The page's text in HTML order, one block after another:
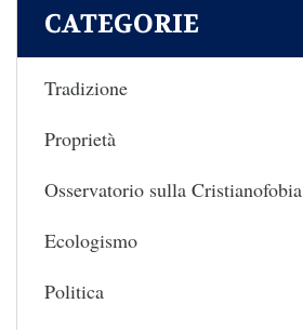
CATEGORIE
Tradizione
Proprietà
Osservatorio sulla Cristianofobia
Ecologismo
Politica